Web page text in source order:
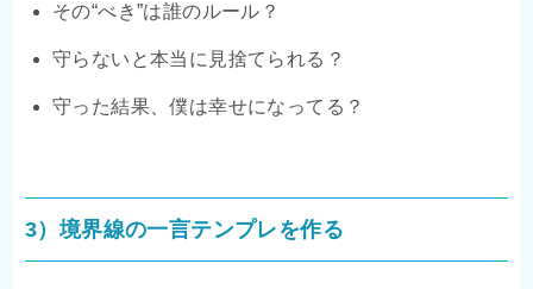
その“べき”は誰のルール？
守らないと本当に見捨てられる？
守った結果、僕は幸せになってる？
3）境界線の一言テンプレを作る